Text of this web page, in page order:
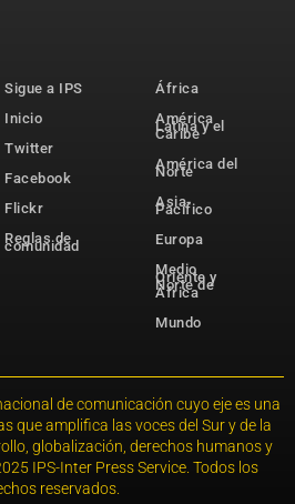
Sigue a IPS
Inicio
Twitter
Facebook
Flickr
Reglas de
comunidad
África
América
Latina y el
Caribe
América del
Norte
Asia-
Pacífico
Europa
Medio
Oriente y
Norte de
África
Mundo
de comunicación cuyo eje es una
que amplifica las voces del Sur y de la
globalización, derechos humanos y
IPS-Inter Press Service. Todos los
reservados.